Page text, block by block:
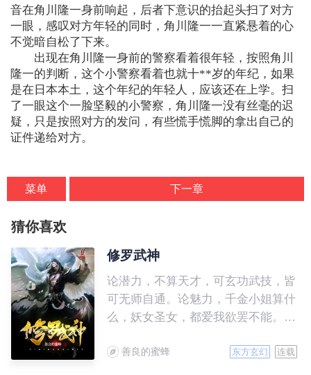
音在角川隆一身前响起，后者下意识的抬起头扫了对方
一眼，感叹对方年轻的同时，角川隆一一直紧悬着的心
不觉暗自松了下来。
出现在角川隆一身前的警察看着很年轻，按照角川
隆一的判断，这个小警察看着也就十**岁的年纪，如果
是在日本本土，这个年纪的年轻人，应该还在上学。扫
了一眼这个一脸坚毅的小警察，角川隆一没有丝毫的迟
疑，只是按照对方的发问，有些慌手慌脚的拿出自己的
证件递给对方。
菜单 下一章
猜你喜欢
修罗武神
论潜力，不算天才，可玄功武技，皆
可无师自通。论魅力，千金小姐算什
么，妖女圣女，都爱我欲罢不能。论
我界灵大军。我是谁？天下众生视我
善良的蜜蜂 东方玄幻 连载